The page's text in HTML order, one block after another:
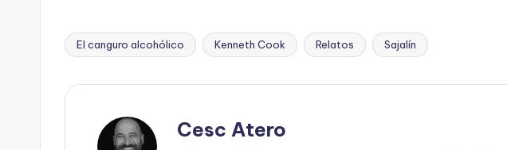
Etiquetas:
El canguro alcohólico Kenneth Cook Relatos Sajalín
Cesc Atero